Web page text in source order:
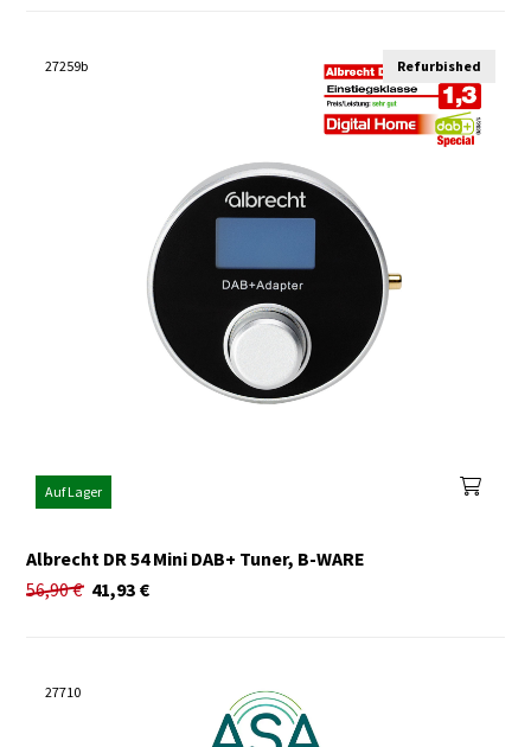
Refurbished
27259b
Auf Lager
Albrecht DR 54 Mini DAB+ Tuner, B-WARE
56,90€ €
41,93
27710